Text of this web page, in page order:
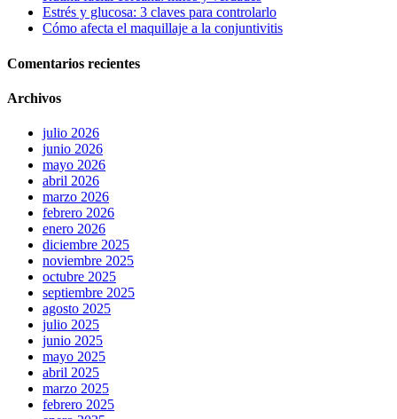
Estrés y glucosa: 3 claves para controlarlo
Cómo afecta el maquillaje a la conjuntivitis
Comentarios recientes
Archivos
julio 2026
junio 2026
mayo 2026
abril 2026
marzo 2026
febrero 2026
enero 2026
diciembre 2025
noviembre 2025
octubre 2025
septiembre 2025
agosto 2025
julio 2025
junio 2025
mayo 2025
abril 2025
marzo 2025
febrero 2025